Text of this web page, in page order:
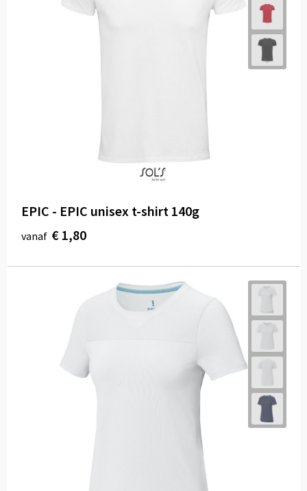
EPIC - EPIC unisex t-shirt 140g
vanaf € 1,80